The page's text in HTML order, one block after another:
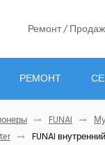
Ремонт /
РЕМОНТ
FUNAI
FUNAI